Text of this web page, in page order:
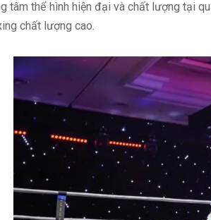
tâm thể hình hiện đại và chất lượng tại
chất lượng cao.